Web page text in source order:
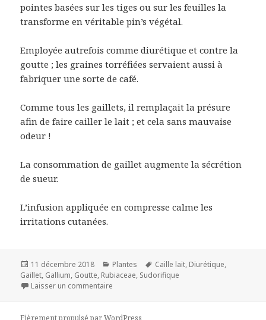
pointes basées sur les tiges ou sur les feuilles la
transforme en véritable pin’s végétal.
Employée autrefois comme diurétique et contre la
goutte ; les graines torréfiées servaient aussi à
fabriquer une sorte de café.
Comme tous les gaillets, il remplaçait la présure
afin de faire cailler le lait ; et cela sans mauvaise
odeur !
La consommation de gaillet augmente la sécrétion
de sueur.
L’infusion appliquée en compresse calme les
irritations cutanées.
Publié
le
11 décembre 2018 Catégories
Plantes
Mots-
clés
Caille lait, Diurétique,
Gaillet, Gallium, Goutte, Rubiaceae, Sudorifique
Laisser un commentaire
Fièrement propulsé par WordPress